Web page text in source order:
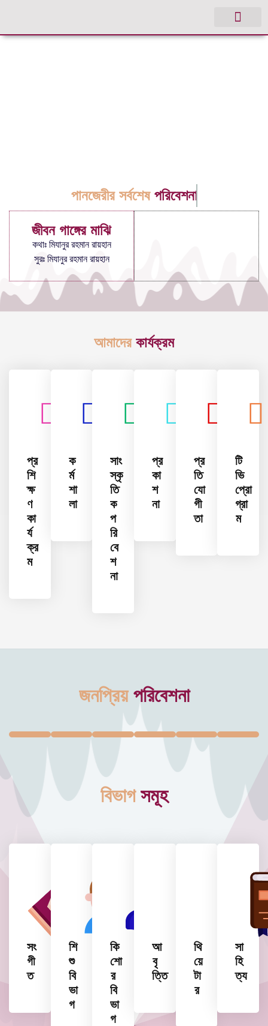
পানজেরীর সর্বশেষ পরিবেশনা
জীবন গাঙ্গের মাঝি
কথাঃ মিযানুর রহমান রায়হান
সুরঃ মিযানুর রহমান রায়হান
আমাদের কার্যক্রম
প্র
শি
ক্ষ
ণ
কা
র্য
ক্র
ম
ক
র্ম
শা
লা
সাং
স্কৃ
তি
ক
প
রি
বে
শ
না
প্র
কা
শ
না
প্র
তি
যো
গী
তা
টি
ভি
প্রো
গ্রা
ম
জনপ্রিয় পরিবেশনা
বিভাগ সমূহ
সং
গী
ত
শি
শু
বি
ভা
গ
কি
শো
র
বি
ভা
গ
আ
বৃ
ত্তি
থি
য়ে
টা
র
সা
হি
ত্য